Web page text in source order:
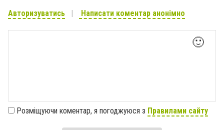
Авторизуватись Написати коментар анонімно
🙂
Розміщуючи коментар, я погоджуюся з Правилами сайту